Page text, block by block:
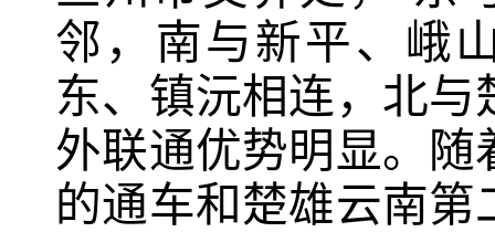
邻，南与新平、峨
东、镇沅相连，北与
外联通优势明显。随
的通车和楚雄云南第